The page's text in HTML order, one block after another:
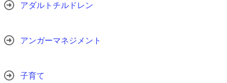
アダルトチルドレン
アンガーマネジメント
子育て